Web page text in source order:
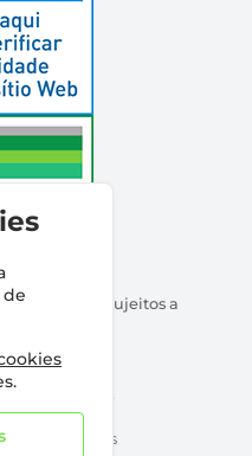
Não Sujeitos a
Santos
Lda.
reservados
de